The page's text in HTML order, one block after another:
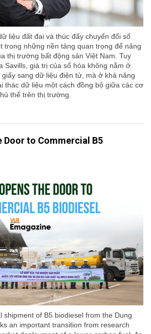
liệu đất đai và thúc đẩy chuyển đổi số
trong những nền tảng quan trọng để nâng
thị trường bất động sản Việt Nam. Tuy
Savills, giá trị của số hóa không nằm ở
sang dữ liệu điện tử, mà ở khả năng
thác dữ liệu một cách đồng bộ giữa các cơ
thể trên thị trường.
Door to Commercial B5
shipment of B5 biodiesel from the Dung
an important transition from research